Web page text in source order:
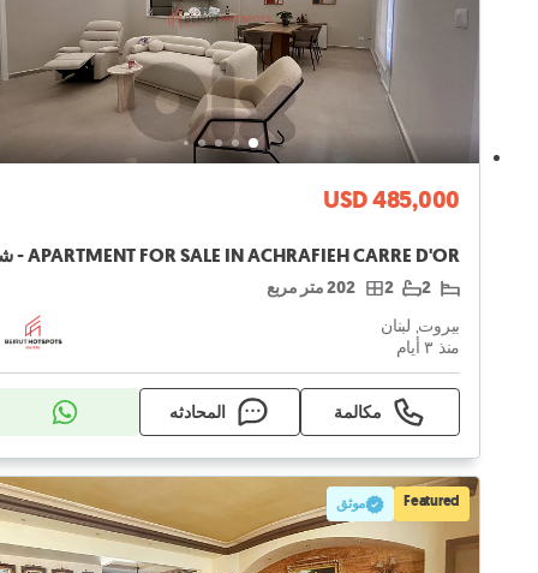
USD 485,000
2
2 202 متر مربع
بيروت, لبنان
منذ ٣ أيام
مكالمة المحادثه
Featured موثق